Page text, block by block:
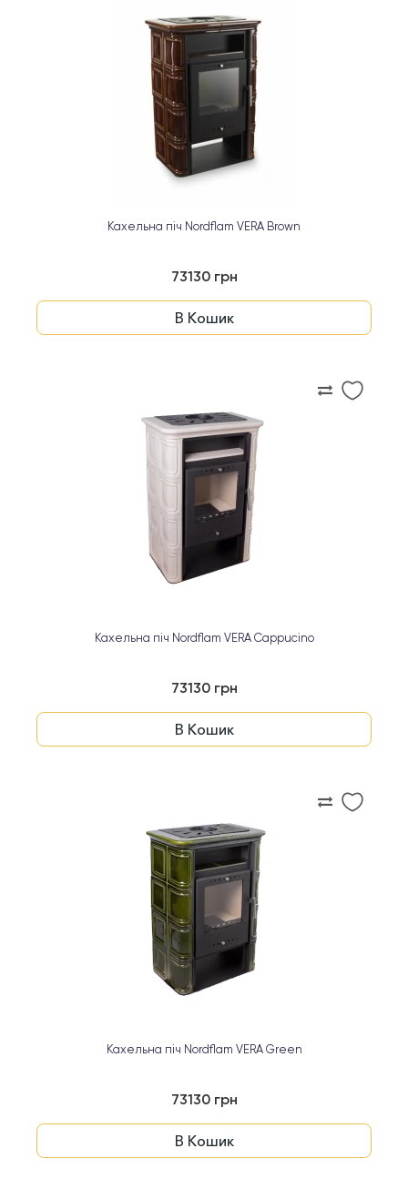
Кахельна піч Nordflam VERA Brown
73130 грн
В Кошик
Кахельна піч Nordflam VERA Cappucino
73130 грн
В Кошик
Кахельна піч Nordflam VERA Green
73130 грн
В Кошик